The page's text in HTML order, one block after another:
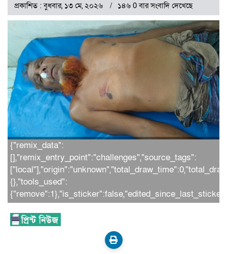
প্রকাশিত : বুধবার, ১৩ মে, ২০২৬ ১৪৬ 0 বার সংবাদি দেখেছে
{"remix_data":
[],"remix_entry_point":"challenges","source_tags":
{},"tools_used":